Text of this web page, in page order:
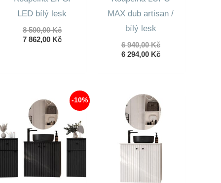
LED bílý lesk
8 590,00KčPůvodní
cena
7 862,00 KčAktuální
MAX dub artisan /
bílý lesk
6 940,00KčPůvodní
cena
6 294,00 KčAktuální
-10%